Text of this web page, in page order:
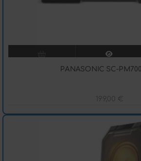
PANASONIC SC-
199,00 €